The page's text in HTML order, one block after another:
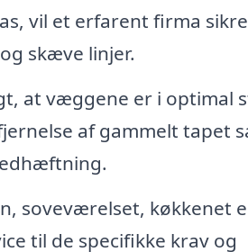
vil et erfarent firma
skæve linjer.
at væggene er i optimal
af gammelt tapet
soveværelset, køkkenet
til de specifikke krav og